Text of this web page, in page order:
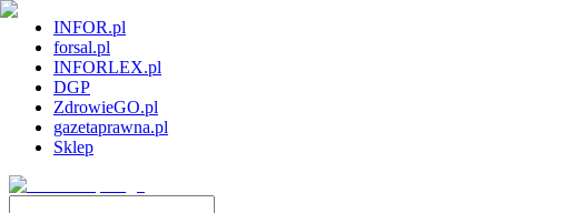
INFOR.pl
forsal.pl
INFORLEX.pl
DGP
ZdrowieGO.pl
gazetaprawna.pl
Sklep